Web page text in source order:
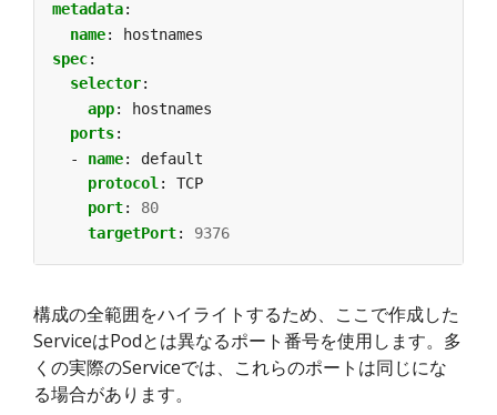
metadata:
name:
hostnames
spec:
selector:
app:
hostnames
ports:
- name:
default
protocol :
TCP
port:
80
targetPort: 9376
構成の全範囲をハイライトするため、ここで作成した
ServiceはPodとは異なるポート番号を使用します。多
くの実際のServiceでは、これらのポートは同じにな
る場合があります。